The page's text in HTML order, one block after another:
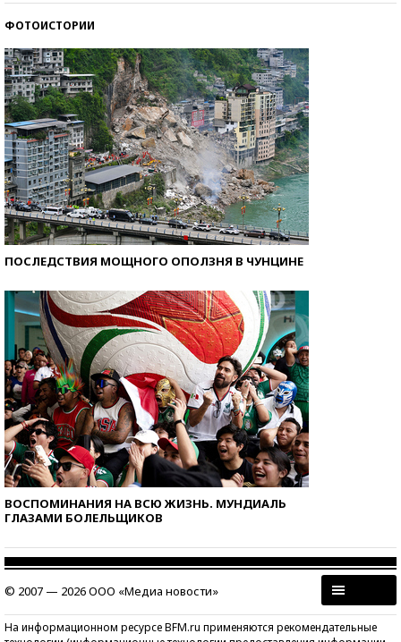
ФОТОИСТОРИИ
ПОСЛЕДСТВИЯ МОЩНОГО ОПОЛЗНЯ В ЧУНЦИНЕ
ВОСПОМИНАНИЯ НА ВСЮ ЖИЗНЬ. МУНДИАЛЬ
ГЛАЗАМИ БОЛЕЛЬЩИКОВ
© 2007 — 2026 ООО «Медиа новости»
На информационном ресурсе BFM.ru применяются рекомендательные